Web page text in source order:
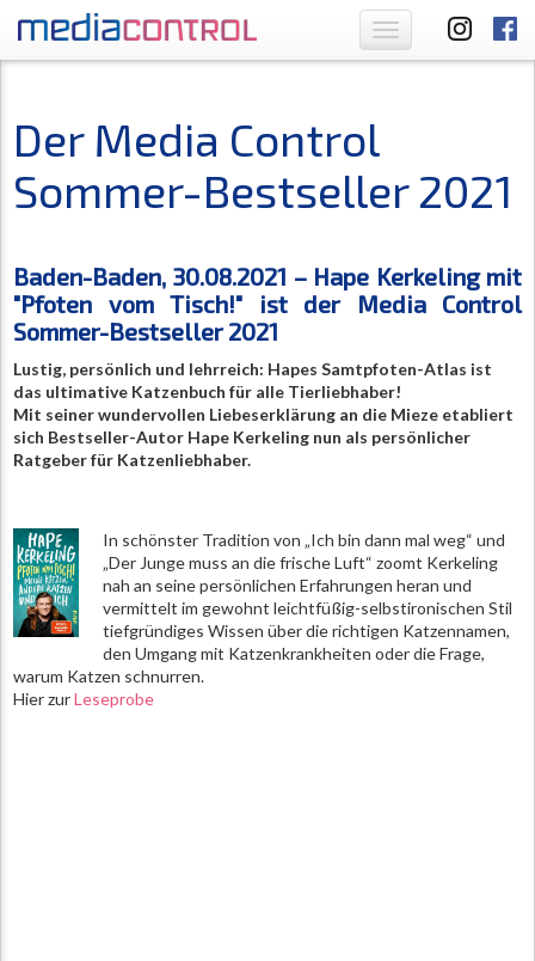
Toggle
navigation
Der Media Control
Sommer-Bestseller 2021
Baden-Baden, 30.08.2021 – Hape Kerkeling mit
"Pfoten vom Tisch!"
ist der Media Control
Sommer-Bestseller 2021
Lustig, persönlich und lehrreich: Hapes Samtpfoten-Atlas ist
das ultimative Katzenbuch für alle Tierliebhaber!
Mit seiner wundervollen Liebeserklärung an die Mieze etabliert
sich Bestseller-Autor Hape Kerkeling nun als persönlicher
Ratgeber für Katzenliebhaber.
In schönster Tradition von „Ich bin dann mal weg“ und
„Der Junge muss an die frische Luft“ zoomt Kerkeling
nah an seine persönlichen Erfahrungen heran und
vermittelt im gewohnt leichtfüßig-selbstironischen Stil
tiefgründiges Wissen über die richtigen Katzennamen,
den Umgang mit Katzenkrankheiten oder die Frage,
warum Katzen schnurren.
Hier zurLeseprobe